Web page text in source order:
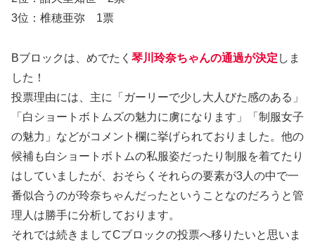
3位：椎穂亜弥 1票
Bブロックは、めでたく 琴川玲奈ちゃんの通過が決定 しま
した！
投票理由には、主に「ガーリーで少し大人びた感のある」
「白ショートボトムズの魅力に虜になります」「制服女子
の魅力」などがコメント欄に挙げられておりました。他の
候補も白ショートボトムの私服姿だったり制服を着てたり
はしていましたが、おそらくそれらの要素が3人の中で一
番似合うのが玲奈ちゃんだったということなのだろうと管
理人は勝手に分析しております。
それでは続きましてCブロックの投票へ移りたいと思いま